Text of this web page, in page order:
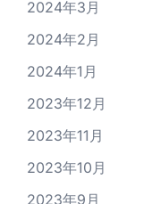
2024年3月
2024年2月
2024年1月
2023年12月
2023年11月
2023年10月
2023年9月